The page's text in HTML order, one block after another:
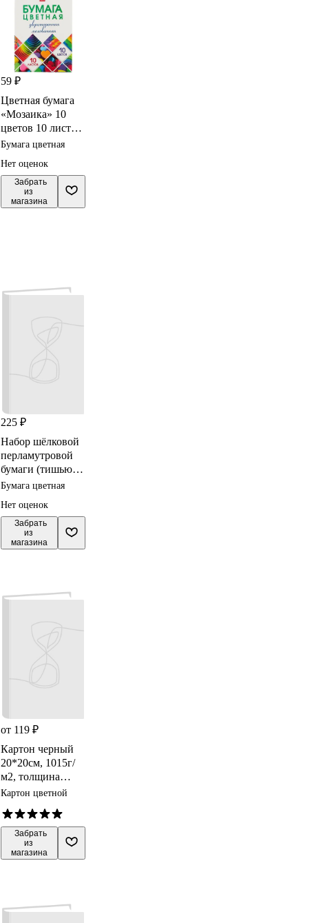
59 ₽
Цветная бумага
«Мозаика» 10
цветов 10 листов
А4, мелованная
скрепка, Hatber
Бумага цветная
Нет оценок
Забрать
из
магазина
225 ₽
Набор шёлковой
перламутровой
бумаги (тишью)
10л, 2цв.,
золотистый и
кварцевый
Бумага цветная
Нет оценок
Забрать
из
магазина
от 119 ₽
Картон черный
20*20см, 1015г/
м2, толщина
1,5мм,
массе,
DECORITON
Картон цветной
Забрать
из
магазина